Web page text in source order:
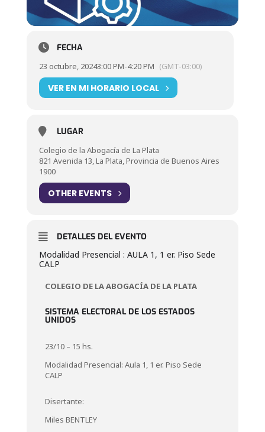
FECHA
23 octubre, 20243:00 PM-4:20 PM (GMT-03:00)
VER EN MI HORARIO LOCAL
LUGAR
Colegio de la Abogacía de La Plata
821 Avenida 13, La Plata, Provincia de Buenos Aires
1900
OTHER EVENTS
DETALLES DEL EVENTO
Modalidad Presencial : AULA 1, 1 er. Piso Sede
CALP
COLEGIO DE LA ABOGACÍA DE LA PLATA
SISTEMA ELECTORAL DE LOS ESTADOS
UNIDOS
23/10 – 15 hs.
Modalidad Presencial: Aula 1, 1 er. Piso Sede
CALP
Disertante:
Miles BENTLEY